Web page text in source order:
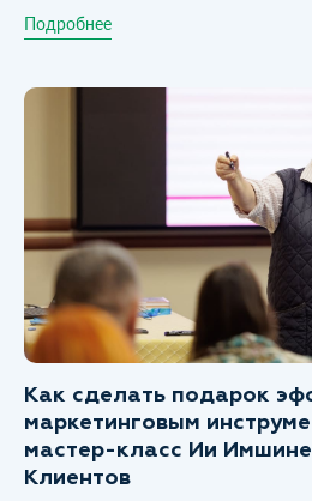
Подробнее
Как сделать подарок
маркетинговым
мастер-класс Ии
Клиентов